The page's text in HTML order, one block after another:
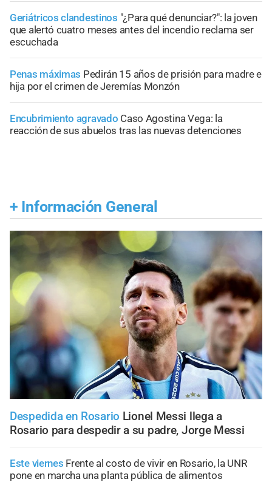
Geriátricos clandestinos "¿Para qué denunciar?": la joven
que alertó cuatro meses antes del incendio reclama ser
escuchada
Penas máximas Pedirán 15 años de prisión para madre e
hija por el crimen de Jeremías Monzón
Encubrimiento agravado Caso Agostina Vega: la
reacción de sus abuelos tras las nuevas detenciones
+ Información General
Despedida en Rosario Lionel Messi llega a
Rosario para despedir a su padre, Jorge Messi
Este viernes Frente al costo de vivir en Rosario, la UNR
pone en marcha una planta pública de alimentos